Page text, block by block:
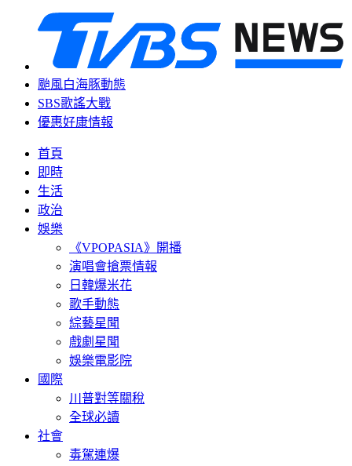
颱風白海豚動態
SBS歌謠大戰
優惠好康情報
首頁
即時
生活
政治
娛樂
《VPOPASIA》開播
演唱會搶票情報
日韓爆米花
歌手動態
綜藝星聞
戲劇星聞
娛樂電影院
國際
川普對等關稅
全球必讀
社會
毒駕連爆